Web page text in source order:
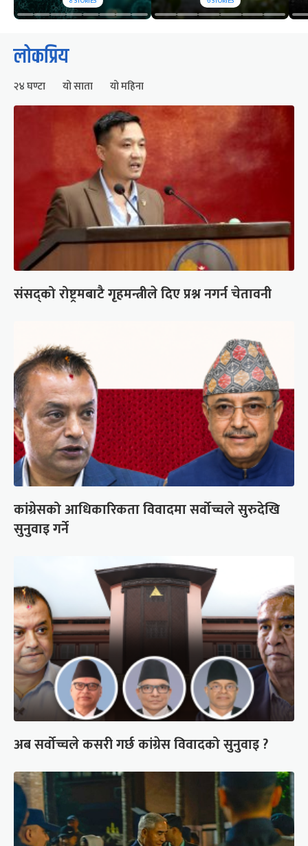
लोकप्रिय
२४ घण्टा यो साता यो महिना
संसद्को रोष्ट्रमबाटै गृहमन्त्रीले दिए प्रश्न नगर्न चेतावनी
कांग्रेसको आधिकारिकता विवादमा सर्वोच्चले सुरुदेखि
सुनुवाइ गर्ने
अब सर्वोच्चले कसरी गर्छ कांग्रेस विवादको सुनुवाइ ?